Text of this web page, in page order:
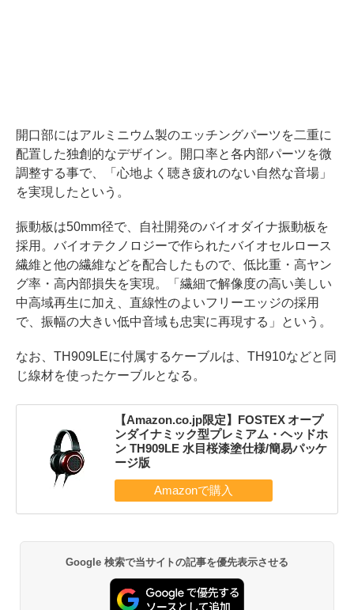
開口部にはアルミニウム製のエッチングパーツを二重に
配置した独創的なデザイン。開口率と各内部パーツを微
調整する事で、「心地よく聴き疲れのない自然な音場」
を実現したという。
振動板は50mm径で、自社開発のバイオダイナ振動板を
採用。バイオテクノロジーで作られたバイオセルロース
繊維と他の繊維などを配合したもので、低比重・高ヤン
グ率・高内部損失を実現。「繊細で解像度の高い美しい
中高域再生に加え、直線性のよいフリーエッジの採用
で、振幅の大きい低中音域も忠実に再現する」という。
なお、TH909LEに付属するケーブルは、TH910などと同
じ線材を使ったケーブルとなる。
【Amazon.co.jp限定】FOSTEX オープ
ンダイナミック型プレミアム・ヘッドホ
ン TH909LE 水目桜漆塗仕様/簡易パッケ
ージ版
Google 検索で当サイトの記事を優先表示させる